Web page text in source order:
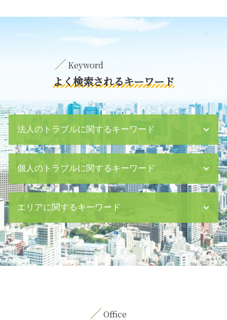
よく検索されるキーワード
法人のトラブルに関するキーワード
m&a 費用
会社 資金繰り
会社 コンプライアンス
中小企業 資金繰り
残業代 請求
パワハラ 訴える
m&a とは
ハラスメント 研修
個人のトラブルに関するキーワード
生命保険 遺産分割
dv 妻
相続 養子縁組
内容証明 理由
自筆証書遺言 改正
遺留分 請求されたら
エリアに関するキーワード
刑事事件 渋谷区 相談
相続 新宿区 相談
M&A 茅場町 相談
離婚 渋谷区 弁護士